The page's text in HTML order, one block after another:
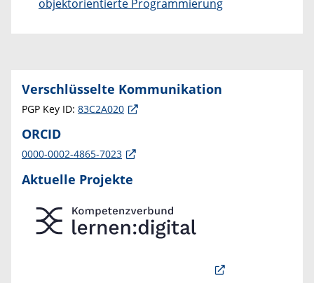
objektorientierte Programmierung
Verschlüsselte Kommunikation
PGP Key ID: 83C2A020
ORCID
0000-0002-4865-7023
Aktuelle Projekte